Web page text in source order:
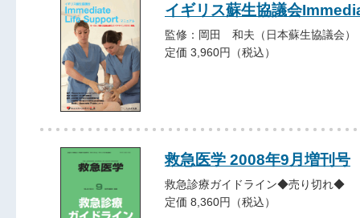
イギリス蘇生協議会
監修：岡田 和夫（日本蘇生協議会）
定価 3,960円（税込）
救急医学 2008年9月増刊号
救急診療ガイドライン◆売り切れ◆
定価 8,360円（税込）